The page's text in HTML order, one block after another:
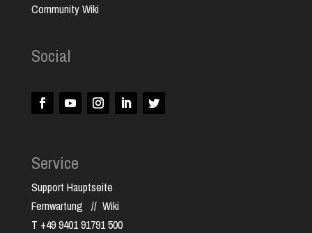
Community Wiki
Social
Service
Support Hauptseite
Fernwartung // Wiki
T +49 9401 91791 500